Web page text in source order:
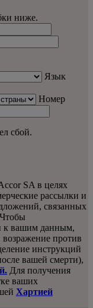
ниже.
Язык
Номер
сбой.
SA в целях
рассылки и
связанных
к вашим данным,
против
инструкций
вашей смерти),
Для получения
ваших
Хартией